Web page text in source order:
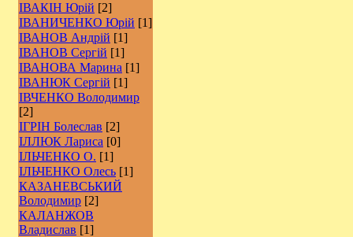
ІВАКІН Юрій [2]
ІВАНИЧЕНКО Юрій [1]
ІВАНОВ Андрій [1]
ІВАНОВ Сергій [1]
ІВАНОВА Марина [1]
ІВАНЮК Сергій [1]
ІВЧЕНКО Володимир
[2]
ІГРІН Болеслав [2]
ІЛЛЮК Лариса [0]
ІЛЬЧЕНКО О. [1]
ІЛЬЧЕНКО Олесь [1]
КАЗАНЕВСЬКИЙ
Володимир [2]
КАЛАНЖОВ
Владислав [1]